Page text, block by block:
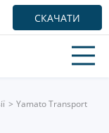
СКАЧАТИ
Yamato Transport